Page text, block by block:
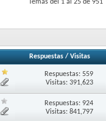
Temas del 1 al 25 de 951
Respuestas /Visitas
Respuestas: 559
Visitas: 391,623
Respuestas: 924
Visitas: 841,797